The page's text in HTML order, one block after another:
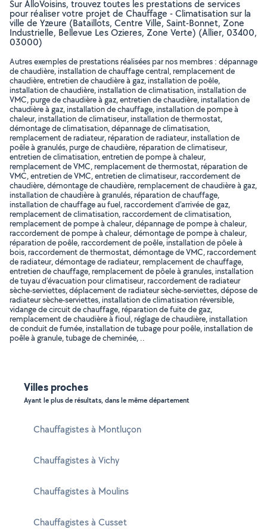
Sur AlloVoisins, trouvez toutes les prestations de services
pour réaliser votre projet de Chauffage - Climatisation sur la
ville de Yzeure (Bataillots, Centre Ville, Saint-Bonnet, Zone
Industrielle, Bellevue Les Ozieres, Zone Verte) (Allier, 03400,
03000)
Autres exemples de prestations réalisées par nos membres : dépannage
de chaudière, installation de chauffage central, remplacement de
chaudière, entretien de chaudière à gaz, installation de poêle,
installation de chaudière, installation de climatisation, installation de
VMC, purge de chaudière à gaz, entretien de chaudière, installation de
chaudière à gaz, installation de chauffage, installation de pompe à
chaleur, installation de climatiseur, installation de thermostat,
démontage de climatisation, dépannage de climatisation,
remplacement de radiateur, réparation de radiateur, installation de
poêle à granulés, purge de chaudière, réparation de climatiseur,
entretien de climatisation, entretien de pompe à chaleur,
remplacement de VMC, remplacement de thermostat, réparation de
VMC, entretien de VMC, entretien de climatiseur, raccordement de
chaudière, démontage de chaudière, remplacement de chaudière à gaz,
installation de chaudière à granulés, réparation de chauffage,
installation de chauffage au fuel, raccordement d'arrivée de gaz,
remplacement de climatisation, raccordement de climatisation,
remplacement de pompe à chaleur, dépannage de pompe à chaleur,
raccordement de pompe à chaleur, démontage de pompe à chaleur,
réparation de poêle, raccordement de poêle, installation de pôele à
bois, raccordement de thermostat, démontage de VMC, raccordement
de radiateur, démontage de radiateur, remplacement de chauffage,
entretien de chauffage, remplacement de pôele à granules, installation
de tuyau d'évacuation pour climatiseur, raccordement de radiateur
sèche-serviettes, déplacement de radiateur sèche-serviettes, dépose de
radiateur sèche-serviettes, installation de climatisation réversible,
vidange de circuit de chauffage, réparation de fuite de gaz,
remplacement de chaudière à fioul, réglage de chaudière, installation
de conduit de fumée, installation de tubage pour poêle, installation de
poêle à granule, tubage de cheminée, ..
Villes proches
Ayant le plus de résultats, dans le même département
Chauffagistes à Montluçon
Chauffagistes à Vichy
Chauffagistes à Moulins
Chauffagistes à Cusset